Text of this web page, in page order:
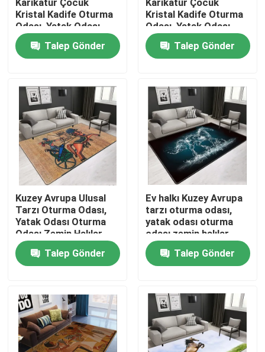
Ev
Ürünler
videolar
Hakkımızda
Fabrika turu
Kalite kontrol
Bir teklif isteği
Yatak Odası Yer Halıları
Salon Yer Halıları
Karikatür Çocuk
Kristal Kadife Oturma
Odası, Yatak Odası
Oturma Odası Zemin
Halılar Talep Gönder
Karikatür Çocuk
Kristal Kadife Oturma
Odası, Yatak Odası
Oturma Odası Zemin
Halılar Talep Gönder
Kuzey Avrupa Ulusal
Tarzı Oturma Odası,
Yatak Odası Oturma
Odası Zemin Halılar
Talep Gönder
Ev halkı Kuzey Avrupa
tarzı oturma odası,
yatak odası oturma
odası zemin halılar
Talep Gönder